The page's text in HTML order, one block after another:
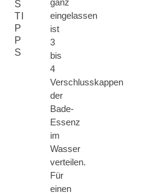
S
TI
P
P
S
ganz
eingelassen
ist
3
bis
4
Verschlusskappen
der
Bade-
Essenz
im
Wasser
verteilen.
Für
einen